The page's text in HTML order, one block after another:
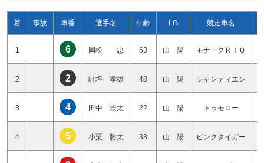
着 事故 車番 選手名 年齢 LG 競走車名
1 6 岡松 忠 63 山 陽 モナークＲＩＯ
2 2 畦坪 孝雄 48 山 陽 シャンティエン
3 4 田中 崇太 22 山 陽 トゥモロー
4 5 小栗 勝太 33 山 陽 ピンクタイガー